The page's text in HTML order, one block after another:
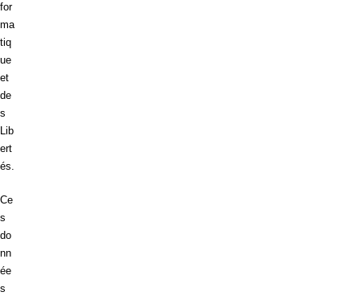
for
ma
tiq
ue
et
de
s
Lib
ert
és.
Ce
s
do
nn
ée
s